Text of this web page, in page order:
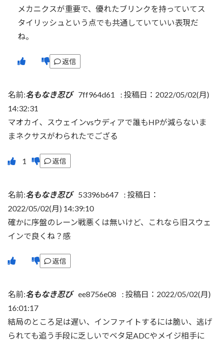
メカニクスが重要で、優れたブリンクを持っていてス
タイリッシュという点でも共通していていい表現だ
ね。
返信
名前:名もなき忍び 7ff964d61 : 投稿日：2022/05/02(月)
14:32:31
マオカイ、スウェインvsウディアで誰もHPが減らないま
まネクサスがわられたでござる
返信
名前:名もなき忍び 53396b647 : 投稿日：
2022/05/02(月) 14:39:10
確かに序盤のレーン戦悪くは無いけど、これなら旧スウェ
インで良くね？感
返信
名前:名もなき忍び ee8756e08 : 投稿日：2022/05/02(月)
16:01:17
結局のところ足は遅い、インファイトするには脆い、逃げ
られても追う手段に乏しいでベタ足ADCやメイジ相手に